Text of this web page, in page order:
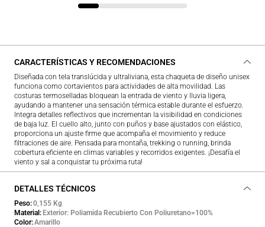
CARACTERÍSTICAS Y RECOMENDACIONES
Diseñada con tela translúcida y ultraliviana, esta chaqueta de diseño unisex
funciona como cortavientos para actividades de alta movilidad. Las
costuras termoselladas bloquean la entrada de viento y lluvia ligera,
ayudando a mantener una sensación térmica estable durante el esfuerzo.
Integra detalles reflectivos que incrementan la visibilidad en condiciones
de baja luz. El cuello alto, junto con puños y base ajustados con elástico,
proporciona un ajuste firme que acompaña el movimiento y reduce
filtraciones de aire. Pensada para montaña, trekking o running, brinda
cobertura eficiente en climas variables y recorridos exigentes. ¡Desafía el
viento y sal a conquistar tu próxima ruta!
DETALLES TÉCNICOS
Peso 0,155 Kg
Material
Exterior: Poliamida Recubierto Con Poliuretano=100%
Color Amarillo